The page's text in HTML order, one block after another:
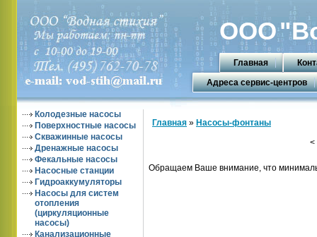
ООО
Главная
Адреса сервис-центров
Колодезные насосы
Поверхностные насосы
Скважинные насосы
Дренажные насосы
Фекальные насосы
Насосные станции
Гидроаккумуляторы
Насосы для систем
отопления
(циркуляционные
насосы)
Канализационные
Главная » Насосы-фонтаны
<
Обращаем Ваше внимание, что